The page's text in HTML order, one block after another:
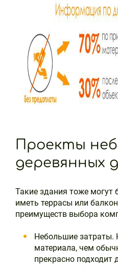
Проекты
деревянных
Такие здания тоже
иметь террасы или
преимуществ выбора
Небольшие
материала, чем
прекрасно подходит